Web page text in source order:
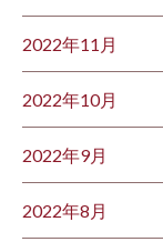
2022年11月
2022年10月
2022年9月
2022年8月